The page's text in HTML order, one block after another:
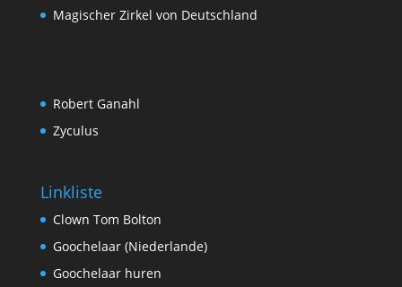
Magischer Zirkel von Deutschland
Robert Ganahl
Zyculus
Linkliste
Clown Tom Bolton
Goochelaar (Niederlande)
Goochelaar huren